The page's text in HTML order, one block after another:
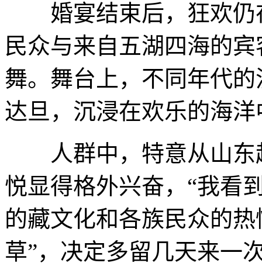
婚宴结束后，狂欢仍
民众与来自五湖四海的
舞。舞台上，不同年代
达旦，沉浸在欢乐的海洋
人群中，特意从山东
悦显得格外兴奋，“我看
的藏文化和各族民众的
草”，决定多留几天来一